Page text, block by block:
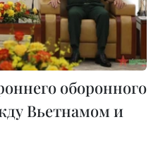
оборонного
Вьетнамом и